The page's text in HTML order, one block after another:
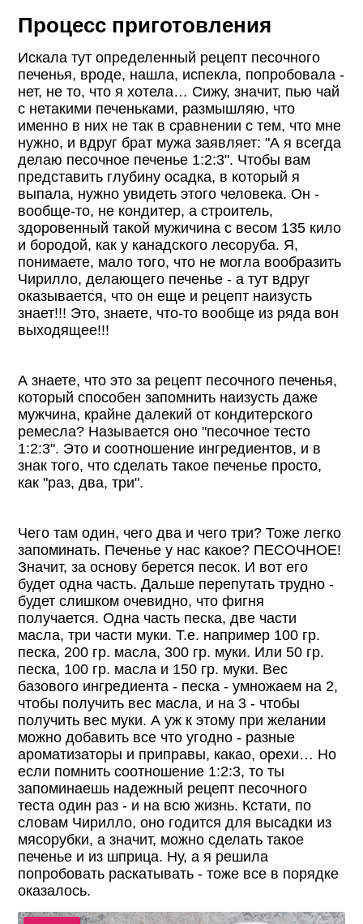
Процесс приготовления
Искала тут определенный рецепт песочного
печенья, вроде, нашла, испекла, попробовала -
нет, не то, что я хотела… Сижу, значит, пью чай
с нетакими печеньками, размышляю, что
именно в них не так в сравнении с тем, что мне
нужно, и вдруг брат мужа заявляет: "А я всегда
делаю песочное печенье 1:2:3". Чтобы вам
представить глубину осадка, в который я
выпала, нужно увидеть этого человека. Он -
вообще-то, не кондитер, а строитель,
здоровенный такой мужичина с весом 135 кило
и бородой, как у канадского лесоруба. Я,
понимаете, мало того, что не могла вообразить
Чирилло, делающего печенье - а тут вдруг
оказывается, что он еще и рецепт наизусть
знает!!! Это, знаете, что-то вообще из ряда вон
выходящее!!!
А знаете, что это за рецепт песочного печенья,
который способен запомнить наизусть даже
мужчина, крайне далекий от кондитерского
ремесла? Называется оно "песочное тесто
1:2:3". Это и соотношение ингредиентов, и в
знак того, что сделать такое печенье просто,
как "раз, два, три".
Чего там один, чего два и чего три? Тоже легко
запоминать. Печенье у нас какое? ПЕСОЧНОЕ!
Значит, за основу берется песок. И вот его
будет одна часть. Дальше перепутать трудно -
будет слишком очевидно, что фигня
получается. Одна часть песка, две части
масла, три части муки. Т.е. например 100 гр.
песка, 200 гр. масла, 300 гр. муки. Или 50 гр.
песка, 100 гр. масла и 150 гр. муки. Вес
базового ингредиента - песка - умножаем на 2,
чтобы получить вес масла, и на 3 - чтобы
получить вес муки. А уж к этому при желании
можно добавить все что угодно - разные
ароматизаторы и приправы, какао, орехи… Но
если помнить соотношение 1:2:3, то ты
запоминаешь надежный рецепт песочного
теста один раз - и на всю жизнь. Кстати, по
словам Чирилло, оно годится для высадки из
мясорубки, а значит, можно сделать такое
печенье и из шприца. Ну, а я решила
попробовать раскатывать - тоже все в порядке
оказалось.